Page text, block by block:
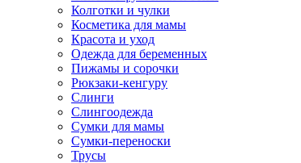
Колготки и чулки
Косметика для мамы
Красота и уход
Одежда для беременных
Пижамы и сорочки
Рюкзаки-кенгуру
Слинги
Слингоодежда
Сумки для мамы
Сумки-переноски
Трусы